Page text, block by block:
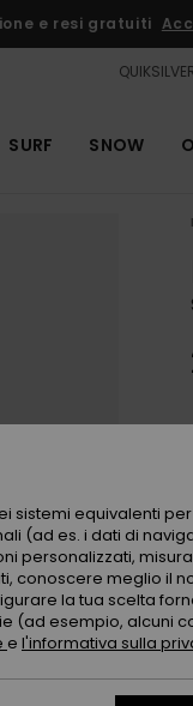
e resi gratuiti
SURF SNOW
sistemi equivalenti
(ad es. i dati di
personalizzati,
conoscere meglio il
la tua scelta
(ad esempio, alcuni
e l'informativa sulla